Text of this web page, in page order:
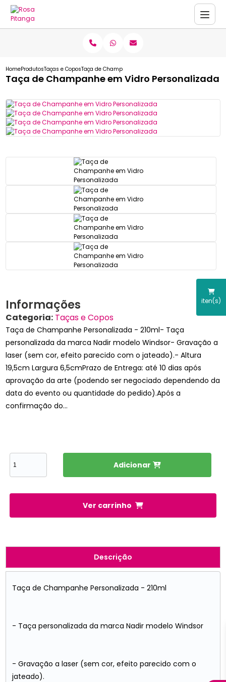
iten(s)
HomeProdutosTaças e CoposTaça de Champanhe em Vidro Personalizada
Taça de Champanhe em Vidro Personalizada
Informações
Categoria: Taças e Copos
Taça de Champanhe Personalizada - 210ml- Taça
personalizada da marca Nadir modelo Windsor- Gravação a
laser (sem cor, efeito parecido com o jateado).- Altura
19,5cm Largura 6,5cmPrazo de Entrega: até 10 dias após
aprovação da arte (podendo ser negociado dependendo da
data do evento ou quantidade do pedido).Após a
confirmação do...
Adicionar
Ver carrinho
Descrição
Taça de Champanhe Personalizada - 210ml
- Taça personalizada da marca Nadir modelo Windsor
- Gravação a laser (sem cor, efeito parecido com o
jateado).